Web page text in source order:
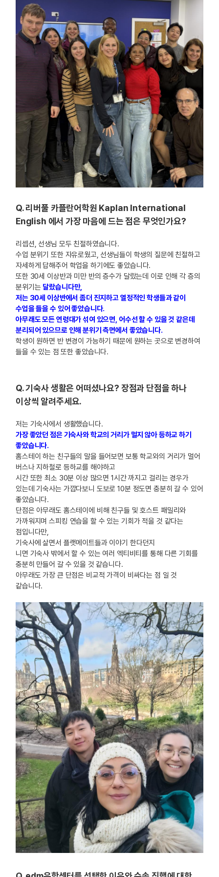
Q. 리버풀 카플란어학원 Kaplan International
English 에서 가장 마음에 드는 점은 무엇인가요?
리셉션, 선생님 모두 친절하였습니다.
수업 분위기 또한 자유로웠고, 선생님들이 학생의 질문에 친절하고
자세하게 답해주어 학업을 하기에도 좋았습니다.
또한 30세 이상반과 미만 반의 층수가 달랐는데 이로 인해 각 층의
분위기는 달랐습니다만,
저는 30세 이상반에서 좀더 진지하고 열정적인 학생들과 같이
수업을 들을 수 있어 좋았습니다.
아무래도 모든 연령대가 섞여 있으면, 어수선 할 수 있을 것 같은데
분리되어 있으므로 인해 분위기 측면에서 좋았습니다.
학생이 원하면 반 변경이 가능하기 때문에 원하는 곳으로 변경하여
들을 수 있는 점 또한 좋았습니다.
Q. 기숙사 생활은 어떠셨나요? 장점과 단점을 하나
이상씩 알려주세요.
저는 기숙사에서 생활했습니다.
가장 좋았던 점은 기숙사와 학교의 거리가 멀지 않아 등하교 하기
좋았습니다.
홈스테이 하는 친구들의 말을 들어보면 보통 학교와의 거리가 멀어
버스나 지하철로 등하교를 해야하고
시간 또한 최소 30분 이상 많으면 1시간 까지고 걸리는 경우가
있는데 기숙사는 가깝다보니 도보로 10분 정도면 충분히 갈 수 있어
좋았습니다.
단점은 아무래도 홈스테이에 비해 친구들 및 호스트 패밀리와
가까워지며 스피킹 연습을 할 수 있는 기회가 적을 것 같다는
점입니다만,
기숙사에 살면서 플랫메이트들과 이야기 한다던지
니면 기숙사 밖에서 할 수 있는 여러 엑티비티를 통해 다른 기회를
충분히 만들어 갈 수 있을 것 같습니다.
아무래도 가장 큰 단점은 비교적 가격이 비싸다는 점 일 것
같습니다.